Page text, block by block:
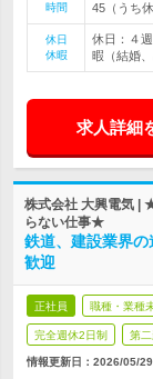
時間
45（うち
休日
休暇
休日：４
暇（結婚
求人詳細
株式会社 大興電気 |
らない仕事★
鉄道、建設業界
歓迎
正社員 職種・業種
完全週休2日制 第
情報更新日：2026/05/29